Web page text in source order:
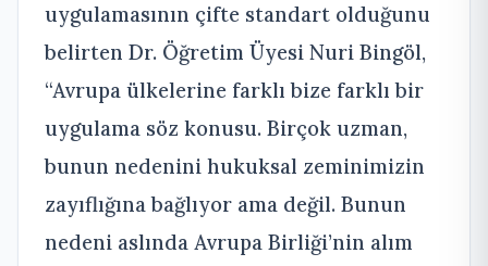
uygulamasının çifte standart olduğunu
belirten Dr. Öğretim Üyesi Nuri Bingöl,
“Avrupa ülkelerine farklı bize farklı bir
uygulama söz konusu. Birçok uzman,
bunun nedenini hukuksal zeminimizin
zayıflığına bağlıyor ama değil. Bunun
nedeni aslında Avrupa Birliği’nin alım